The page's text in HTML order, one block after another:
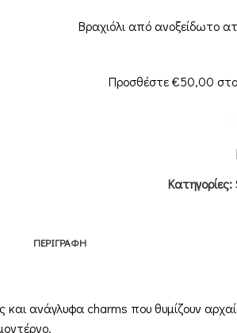
Βραχιόλι από ανοξείδωτο
Προσθέστε€50,00
Κατηγορίες:
ΠΕΡΙΓΡΑΦΉ
και ανάγλυφα charms που θυμίζουν